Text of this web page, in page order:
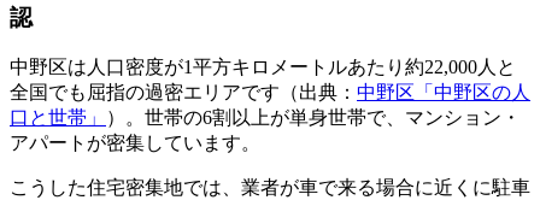
認
中野区は人口密度が1平方キロメートルあたり約22,000人と
全国でも屈指の過密エリアです（出典： 中野区「中野区の人
口と世帯」
）。世帯の6割以上が単身世帯で、マンション・
アパートが密集しています。
こうした住宅密集地では、業者が車で来る場合に近くに駐車